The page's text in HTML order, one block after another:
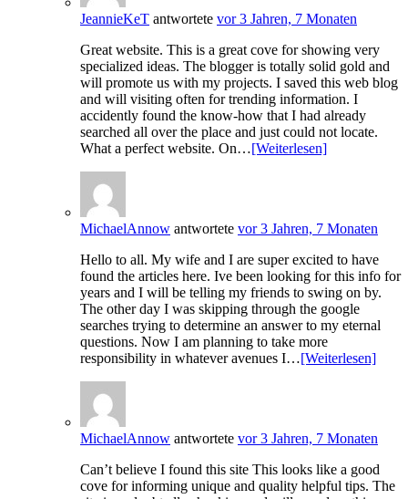
JeannieKeT antwortete vor 3 Jahren, 7 Monaten
Great website. This is a great cove for showing very
specialized ideas. The blogger is totally solid gold and
will promote us with my projects. I saved this web blog
and will visiting often for trending information. I
accidently found the know-how that I had already
searched all over the place and just could not locate.
What a perfect website. On…[Weiterlesen]
MichaelAnnow antwortete vor 3 Jahren, 7 Monaten
Hello to all. My wife and I are super excited to have
found the articles here. Ive been looking for this info for
years and I will be telling my friends to swing on by.
The other day I was skipping through the google
searches trying to determine an answer to my eternal
questions. Now I am planning to take more
responsibility in whatever avenues I…[Weiterlesen]
MichaelAnnow antwortete vor 3 Jahren, 7 Monaten
Can’t believe I found this site This looks like a good
cove for informing unique and quality helpful tips. The